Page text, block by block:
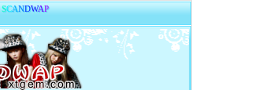
SCANDWAP